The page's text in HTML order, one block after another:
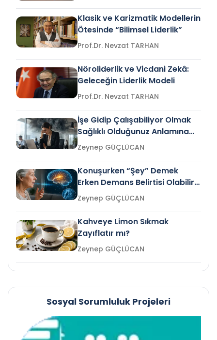
Klasik ve Karizmatik Modellerin
Ötesinde “Bilimsel Liderlik”
Prof.Dr. Nevzat TARHAN
Nöroliderlik ve Vicdani Zekâ:
Geleceğin Liderlik Modeli
Prof.Dr. Nevzat TARHAN
İşe Gidip Çalışabiliyor Olmak
Sağlıklı Olduğunuz Anlamına
Gelir mi?Zeynep GÜÇLÜCAN
Konuşurken “Şey” Demek
Erken Demans Belirtisi Olabilir
mi?
Zeynep GÜÇLÜCAN
Kahveye Limon Sıkmak
Zayıflatır mı?
Zeynep GÜÇLÜCAN
Sosyal Sorumluluk Projeleri